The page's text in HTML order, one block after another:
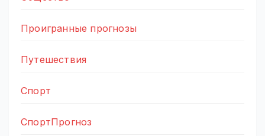
Проигранные прогнозы
Путешествия
Спорт
СпортПрогноз